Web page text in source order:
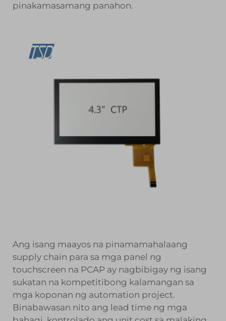
pinakamasamang panahon.
Ang isang maayos na pinamamahalaang
supply chain para sa mga panel ng
touchscreen na PCAP ay nagbibigay ng isang
sukatan na kompetitibong kalamangan sa
mga koponan ng automation project.
Binabawasan nito ang lead time ng mga